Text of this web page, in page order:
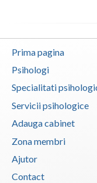
Prima pagina
Psihologi
Specialitati
Servicii psihologice
Adauga cabinet
Zona membri
Ajutor
Contact